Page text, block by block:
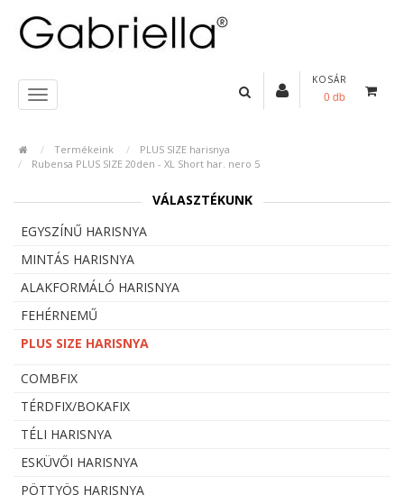
KOSÁR
0 db
Termékeink
PLUS SIZE harisnya
Rubensa PLUS SIZE 20den - XL Short har. nero 5
VÁLASZTÉKUNK
EGYSZÍNŰ HARISNYA
MINTÁS HARISNYA
ALAKFORMÁLÓ HARISNYA
FEHÉRNEMŰ
PLUS SIZE HARISNYA
COMBFIX
TÉRDFIX/BOKAFIX
TÉLI HARISNYA
ESKÜVŐI HARISNYA
PÖTTYÖS HARISNYA